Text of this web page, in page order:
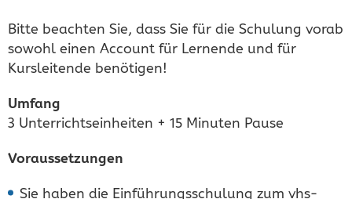
Bitte beachten Sie, dass Sie für die Schulung vorab
sowohl einen Account für Lernende und für
Kursleitende benötigen!
Umfang
3 Unterrichtseinheiten + 15 Minuten Pause
Voraussetzungen
Sie haben die Einführungsschulung zum vhs-